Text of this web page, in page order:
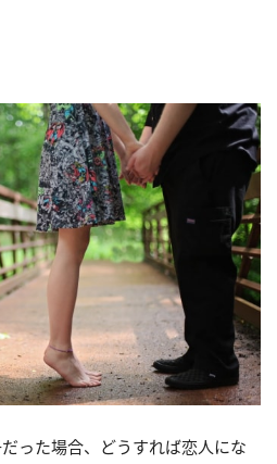
った場合、どうすれば恋人にな